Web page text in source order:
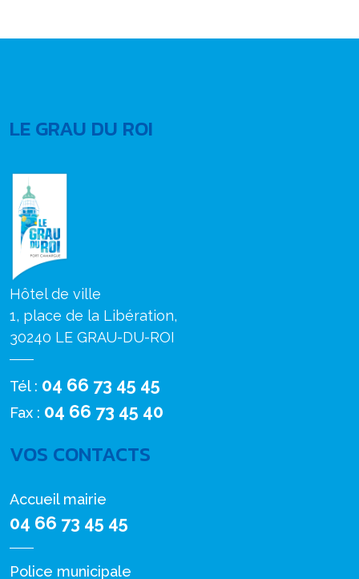
LE GRAU DU ROI
Hôtel de ville
1, place de la Libération,
30240 LE GRAU-DU-ROI
Tél : 04 66 73 45 45
Fax : 04 66 73 45 40
VOS CONTACTS
Accueil mairie
04 66 73 45 45
Police municipale